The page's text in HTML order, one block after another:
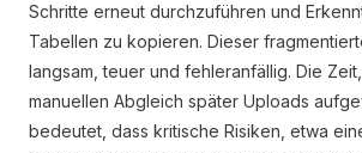
Schritte erneut durchzuführen und
Tabellen zu kopieren. Dieser
langsam, teuer und fehleranfällig. Die
manuellen Abgleich später Uploads
bedeutet, dass kritische Risiken, etwa